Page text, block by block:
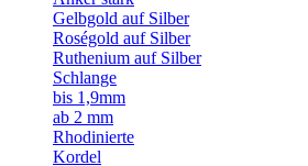
Gelbgold auf Silber
Roségold auf Silber
Ruthenium auf Silber
Schlange
bis 1,9mm
ab 2 mm
Rhodinierte
Kordel